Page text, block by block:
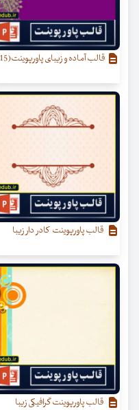
قالب آماده و زیبای پاورپوینت(15)
قالب پاورپوینت کادر دار زیبا
قالب پاورپوینت گرافیکی زیبا